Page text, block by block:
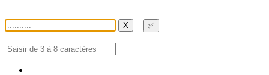
X ✅